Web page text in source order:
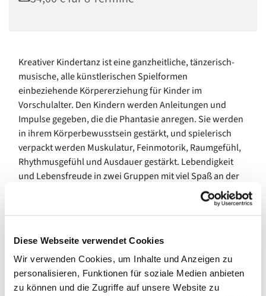
Diese Webseite verwendet Cookies
Wir verwenden Cookies, um Inhalte und Anzeigen zu
personalisieren, Funktionen für soziale Medien anbieten
zu können und die Zugriffe auf unsere Website zu
Kreativer Kindertanz ist eine ganzheitliche, tänzerisch-
musische, alle künstlerischen Spielformen
einbeziehende Körpererziehung für Kinder im
Vorschulalter. Den Kindern werden Anleitungen und
Impulse gegeben, die die Phantasie anregen. Sie werden
in ihrem Körperbewusstsein gestärkt, und spielerisch
verpackt werden Muskulatur, Feinmotorik, Raumgefühl,
Rhythmusgefühl und Ausdauer gestärkt. Lebendigkeit
und Lebensfreude in zwei Gruppen mit viel Spaß an der
Bewegung zur Musik für Kinder zwischen 3-6 Jahren.
Termin I: donnerstags 15.45 – 16.45 Uhr
Informationen und Anmeldung unter:
Ev. Familienbildung/ Familienzentren